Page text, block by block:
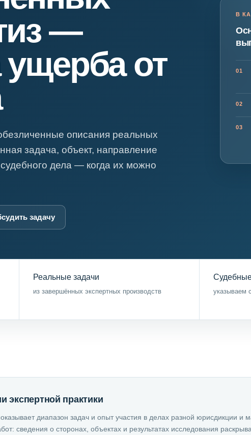
экспертиза
экспертиза
экспертиза
—
от
описания реальных
задача, объект, направление
дела — когда их можно
задачу
В
01
02
03
Реальные задачи
из завершённых экспертных производств указываем
экспертной практики
диапазон задач и опыт участия в делах разной юрисдикции и
сведения о сторонах, объектах и результатах исследования